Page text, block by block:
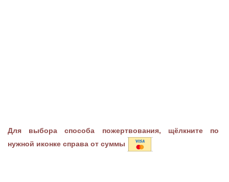
Для выбора способа пожертвования, щёлкните по
нужной иконке справа от суммы